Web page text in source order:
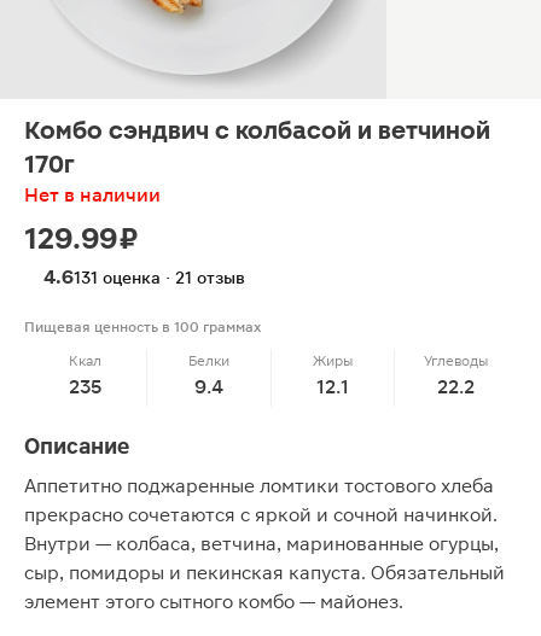
Комбо сэндвич с колбасой и ветчиной
170г
Нет в наличии
129.99 ₽
4.6131 оценка · 21 отзыв
Пищевая ценность в 100 граммах
Ккал
235
Белки
9.4
Жиры
12.1
Углеводы
22.2
Описание
Аппетитно поджаренные ломтики тостового хлеба
прекрасно сочетаются с яркой и сочной начинкой.
Внутри — колбаса, ветчина, маринованные огурцы,
сыр, помидоры и пекинская капуста. Обязательный
элемент этого сытного комбо — майонез.